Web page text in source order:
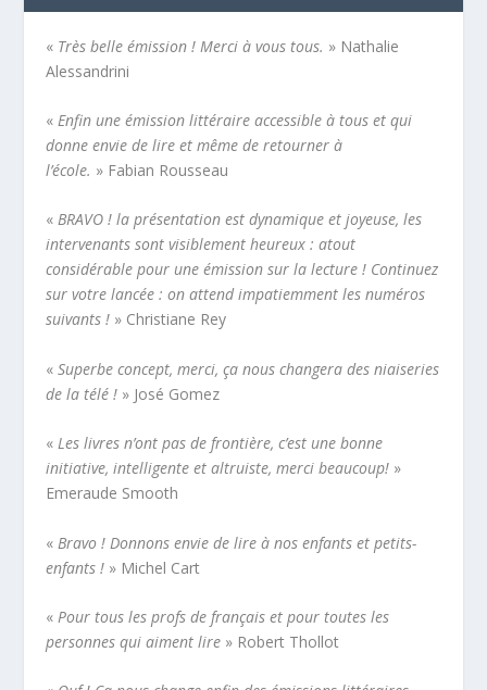
« Très belle émission ! Merci à vous tous. » Nathalie
Alessandrini
«Enfin une émission littéraire accessible à tous et qui
donne envie de lire et même de retourner à
l’école. » Fabian Rousseau
«BRAVO ! la présentation est dynamique et joyeuse, les
intervenants sont visiblement heureux : atout
considérable pour une émission sur la lecture ! Continuez
sur votre lancée : on attend impatiemment les numéros
suivants ! » Christiane Rey
«Superbe concept, merci, ça nous changera des niaiseries
de la télé ! » José Gomez
«Les livres n’ont pas de frontière, c’est une bonne
initiative, intelligente et altruiste, merci beaucoup! »
Emeraude Smooth
« Bravo ! Donnons envie de lire à nos enfants et petits-
enfants ! » Michel Cart
«Pour tous les profs de français et pour toutes les
personnes qui aiment lire » Robert Thollot